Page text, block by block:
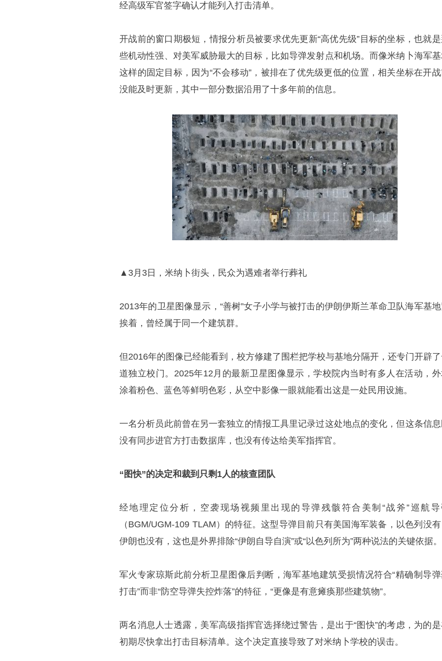
经高级军官签字确认才能列入打击清单。
开战前的窗口期极短，情报分析员被要求优先更新“高优先级”目标的坐标，也就
些机动性强、对美军威胁最大的目标，比如导弹发射点和机场。而像米纳卜海军
这样的固定目标，因为“不会移动”，被排在了优先级更低的位置，相关坐标在开
没能及时更新，其中一部分数据沿用了十多年前的信息。
▲3月3日，米纳卜街头，民众为遇难者举行葬礼
2013年的卫星图像显示，“善树”女子小学与被打击的伊朗伊斯兰革命卫队海军基
挨着，曾经属于同一个建筑群。
但2016年的图像已经能看到，校方修建了围栏把学校与基地分隔开，还专门开辟
道独立校门。2025年12月的最新卫星图像显示，学校院内当时有多人在活动，
涂着粉色、蓝色等鲜明色彩，从空中影像一眼就能看出这是一处民用设施。
一名分析员此前曾在另一套独立的情报工具里记录过这处地点的变化，但这条信
没有同步进官方打击数据库，也没有传达给美军指挥官。
“图快”的决定和裁到只剩1人的核查团队
经地理定位分析，空袭现场视频里出现的导弹残骸符合美制“战斧”巡航导
（BGM/UGM-109 TLAM）的特征。这型导弹目前只有美国海军装备，以色列没有
伊朗也没有，这也是外界排除“伊朗自导自演”或“以色列所为”两种说法的关键依据。
军火专家琼斯此前分析卫星图像后判断，海军基地建筑受损情况符合“精确制导
打击”而非“防空导弹失控炸落”的特征，“更像是有意瘫痪那些建筑物”。
两名消息人士透露，美军高级指挥官选择绕过警告，是出于“图快”的考虑，为的
初期尽快拿出打击目标清单。这个决定直接导致了对米纳卜学校的误击。